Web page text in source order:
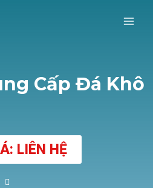
Cấp Đá Khô
LIÊN HỆ